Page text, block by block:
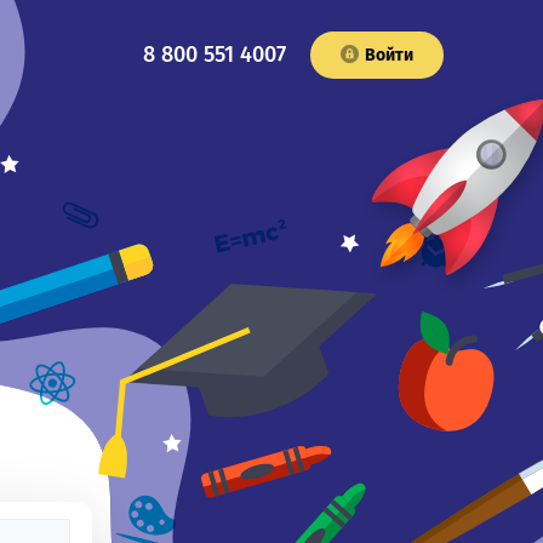
8 800 551 4007 Войти